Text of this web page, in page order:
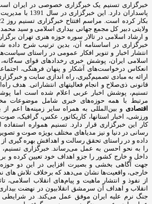
خبرگزاری تسنیم یک خبرگزاری خصوصی در ایران
پاسداران دارد. این
ولایتی دبیر کل مجمع جهانی بیداری اسلامی و سید
و ارشاد اسلامی در تالار سوره حوزه هنری تهران
خبرگزاری در اساسنامه آن، بدین ترتیب شرح داده
انتشار اخبار و تنویر افکار عمومی در راستای
اسلامی ایران، پوشش خبری رخدادهای قوای سه‌گانه،
انعکاس درخواست‌های آشکار و پنهان فرهنگی،
ارائه به مبادی تصمیم‌گیری، راه اندازی سایت و
قانونی ذی‌صلاح و انجام فعالیتهای انتشاراتی. هدف
تسنیم، پوشش اخبار عربی اعلام شده است اما
مرتبط با همه حوزه‌های خبری شامل موضوعات
اقتصادی و بین‌المللی به همراه سایر زمینه‌ها اعم از
ورزشی، اخبار استانها، کاریکاتور، عکس، گرافیک،
کار این خبرگزاری قرار دارد. تسنیم همواره استفاده
رسانی در دنیا و نیز مدیاهای مختلف بویژه صوت و
داده و در راستای تحقق رسالت و اهدافش بهره گیری از
را به نحو احسن به عمل می‌رساند. خبرگزاری تسنیم،
داخل و خارج کشور را جزو اهداف خود تعیین کرده و
جهت آگاهی بخشی و بصیرت افزایی در این دو حوزه
خارجی، واقعیت‌ها نشان می‌دهد که برخلاف تلاش های
از نفوذ و انتشار ماهیت و پیام‌های انقلاب اسلامی،
انقلاب و اهداف آن سرمشق انقلابیون در نهضت
جنگ نرم علیه ایران موفق عمل می‌کند. در شرایطی